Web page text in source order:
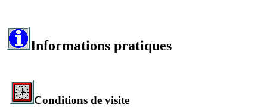
Informations pratiques
Conditions de visite